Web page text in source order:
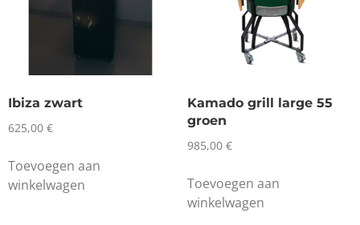
Ibiza zwart
625,00 €
Toevoegen aan
winkelwagen
Kamado grill large 55
groen
985,00 €
Toevoegen aan
winkelwagen